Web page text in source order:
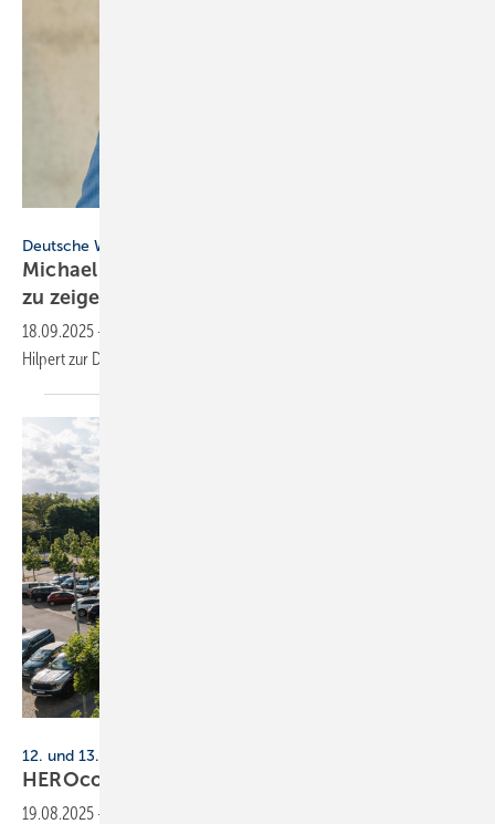
Deutsche Wärmekonferenz 2025
Michael Hilpert: „Jetzt ist der Moment, Flagge
zu zeigen.“
18.09.2025 -
Hilpert zur Deutschen Wärmekonferenz
12. und 13. Juni 2026, Dortmund
HEROcon 2026: Call for Speaker
19.08.2025 -